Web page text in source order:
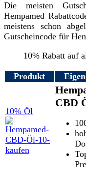
Die meisten
Hempamed
meistens schon
Gutscheincode für
10% Rabatt auf
Produkt
10% Öl
CBD